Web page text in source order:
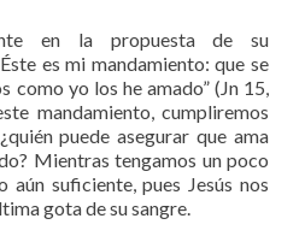
en la propuesta de su
es mi mandamiento: que se
como yo los he amado” (Jn 15,
mandamiento, cumpliremos
puede asegurar que ama
Mientras tengamos un poco
aún suficiente, pues Jesús nos
gota de su sangre.